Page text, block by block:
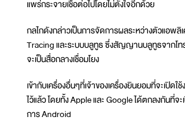
แพร่กระจายเชื้อต่อไปโดยไม่ตั้งใจอีกด้วย
กลไกดังกล่าวเป็นการจัดการผลระหว่างตัวแอพลิ
Tracing และระบบบลูทูธ ซึ่งสัญญานบลูทูธจากโ
จะเป็นสื่อกลางเชื่อมโยง
เข้ากับเครื่องอื่นๆที่เจ้าของเครื่องยินยอมที่จะเปิดใ
ไว้แล้ว โดยทั้ง Apple และ Google ได้ตกลงกันที่จ
การ Android